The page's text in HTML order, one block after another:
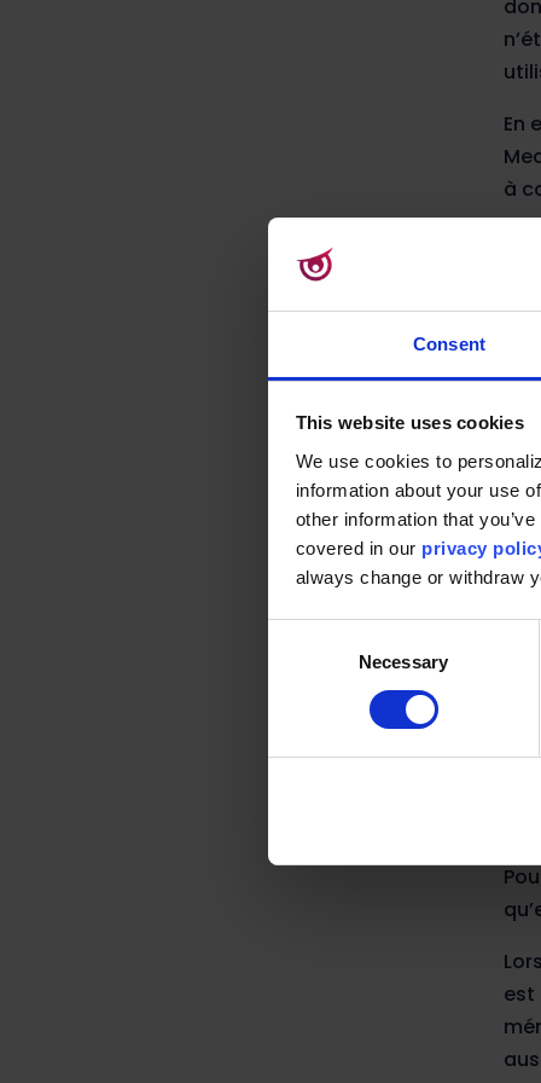
Consent
This website uses cookies
We use cookies to
information about your use
other information that
covered in our privacy
always change or withdraw
Necessary
En
à
Au
est